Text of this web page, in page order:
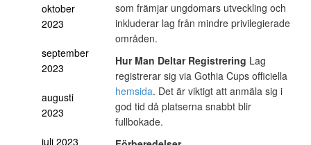
oktober
2023
september
2023
augusti
2023
juli 2023
som främjar ungdomars utveckling och
inkluderar lag från mindre privilegierade
områden.
Hur Man Deltar Registrering Lag
registrerar sig via Gothia Cups officiella
hemsida. Det är viktigt att anmäla sig i
god tid då platserna snabbt blir
fullbokade.